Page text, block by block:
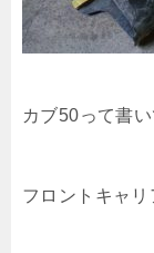
カブ50って書
フロントキャ